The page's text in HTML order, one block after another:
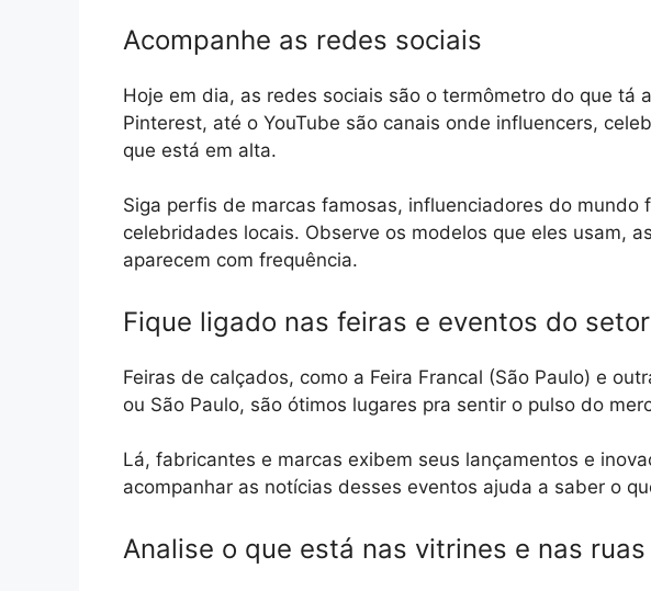
Acompanhe as redes sociais
Hoje em dia, as redes sociais são o termômetro do que tá
Pinterest, até o YouTube são canais onde influencers,
que está em alta.
Siga perfis de marcas famosas, influenciadores do mundo
celebridades locais. Observe os modelos que eles usam,
aparecem com frequência.
Fique ligado nas feiras e eventos do
Feiras de calçados, como a Feira Francal (São Paulo) e
ou São Paulo, são ótimos lugares pra sentir o pulso do
Lá, fabricantes e marcas exibem seus lançamentos e
acompanhar as notícias desses eventos ajuda a saber o
Analise o que está nas vitrines e nas ruas